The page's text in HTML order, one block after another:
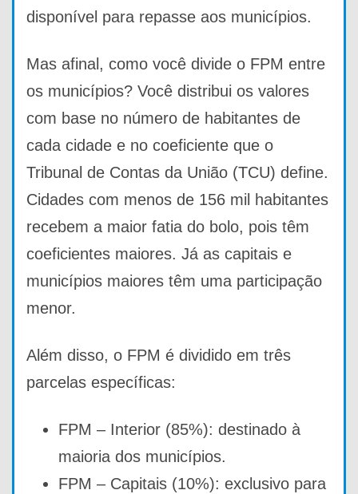
disponível para repasse aos municípios.
Mas afinal, como você divide o FPM entre
os municípios? Você distribui os valores
com base no número de habitantes de
cada cidade e no coeficiente que o
Tribunal de Contas da União (TCU) define.
Cidades com menos de 156 mil habitantes
recebem a maior fatia do bolo, pois têm
coeficientes maiores. Já as capitais e
municípios maiores têm uma participação
menor.
Além disso, o FPM é dividido em três
parcelas específicas:
FPM – Interior (85%): destinado à
maioria dos municípios.
FPM – Capitais (10%): exclusivo para